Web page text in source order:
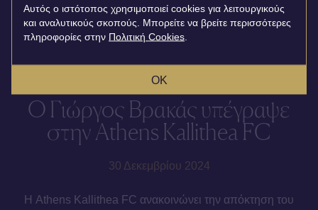
Ο Γιώργος Βρακάς υπέγραψε
στην Athens Kallithea FC
30 Δεκεμβρίου 2024
Η Athens Kallithea FC ανακοινώνει την απόκτηση του
Αυτός ο ιστότοπος χρησιμοποιεί cookies για λειτουργικούς
και αναλυτικούς σκοπούς. Μπορείτε να βρείτε περισσότερες
πληροφορίες στην Πολιτική Cookies
OK